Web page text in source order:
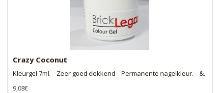
Crazy Coconut
Kleurgel 7ml. Zeer goed dekkend Permanente nagelkleur. &..
9,08€